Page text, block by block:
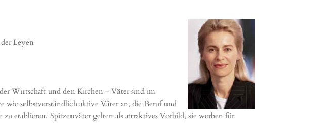
Leyen
Wirtschaft und den Kirchen – Väter sind im
wie selbstverständlich aktive Väter an, die Beruf und
etablieren. Spitzenväter gelten als attraktives Vorbild, sie werben für